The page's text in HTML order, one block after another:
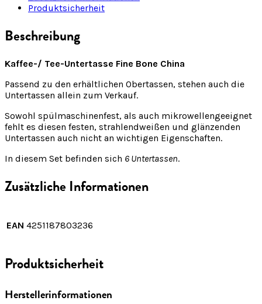
Produktsicherheit
Beschreibung
Kaffee-/ Tee-Untertasse Fine Bone China
Passend zu den erhältlichen Obertassen, stehen auch die
Untertassen allein zum Verkauf.
Sowohl spülmaschinenfest, als auch mikrowellengeeignet
fehlt es diesen festen, strahlendweißen und glänzenden
Untertassen auch nicht an wichtigen Eigenschaften.
In diesem Set befinden sich 6 Untertassen.
Zusätzliche Informationen
EAN 4251187803236
Produktsicherheit
Herstellerinformationen